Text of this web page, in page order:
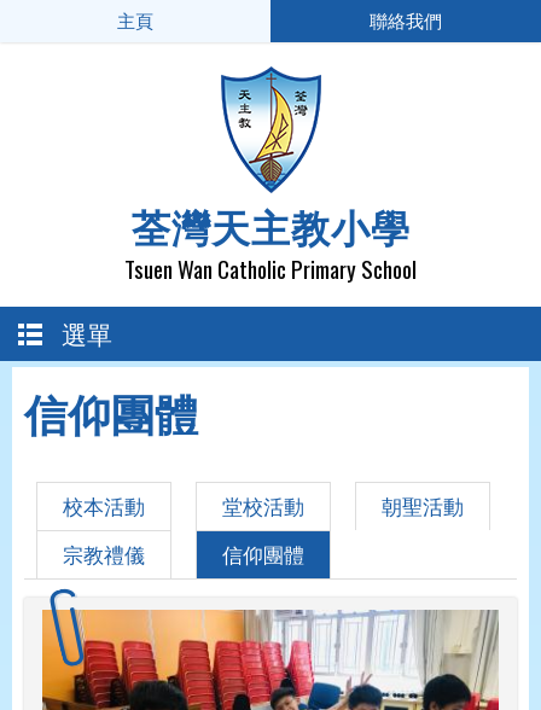
荃灣天主教小學
Tsuen Wan Catholic Primary School
主頁 聯絡我們
選單
信仰團體
校本活動 堂校活動
朝聖活動
宗教禮儀
信仰團體